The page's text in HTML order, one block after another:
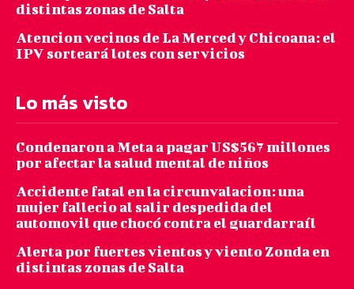
distintas zonas de Salta
Atencion vecinos de La Merced y Chicoana: el
IPV sorteará lotes con servicios
Lo más visto
Condenaron a Meta a pagar US$567 millones
por afectar la salud mental de niños
Accidente fatal en la circunvalacion: una
mujer fallecio al salir despedida del
automovil que chocó contra el guardarraíl
Alerta por fuertes vientos y viento Zonda en
distintas zonas de Salta